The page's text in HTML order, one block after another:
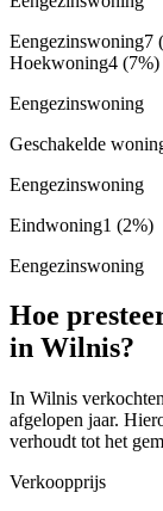
Eengezinswoning7
Hoekwoning4 (7%)
Eengezinswoning
Geschakelde
Eengezinswoning
Eindwoning1 (2%)
Eengezinswoning
Hoe
in Wilnis?
In Wilnis
afgelopen jaar.
verhoudt tot het
Verkoopprijs